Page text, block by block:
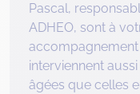
Pascal,
ADHEO, sont à
accompagnement
interviennent
âgées que celles